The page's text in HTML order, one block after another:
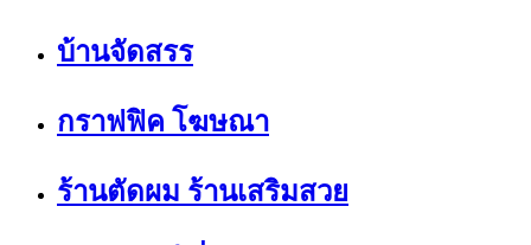
บ้านจัดสรร
กราฟฟิค โฆษณา
ร้านตัดผม ร้านเสริมสวย